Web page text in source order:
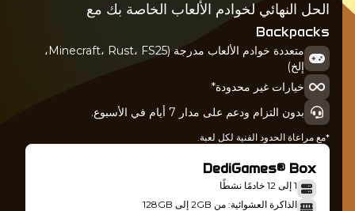
الحل النهائي لخوادم الألعاب الخاصة بك مع
Backpacks
متعددة خوادم الألعاب مدرجة (Minecraft، Rust، FS25،
إلخ)
خيارات غير محدودة*
بدون التزام ودعم على مدار 7 أيام في الأسبوع.
*مع مراعاة الحدود الفنية لكل لعبة.
DediGames® Box
1 إلى 12 خادمًا نشطًا
الذاكرة العشوائية: من 2GB إلى 128GB